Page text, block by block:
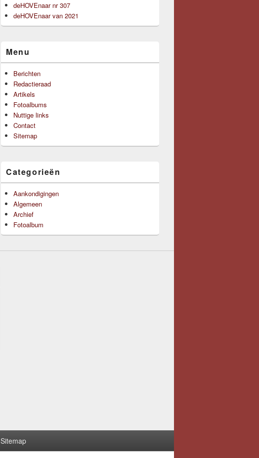
deHOVEnaar nr 307
deHOVEnaar van 2021
Menu
Berichten
Redactieraad
Artikels
Fotoalbums
Nuttige links
Contact
Sitemap
Categorieën
Aankondigingen
Algemeen
Archief
Fotoalbum
Sitemap